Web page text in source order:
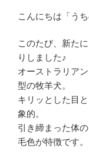
こんにちは「う
このたび、新た
りしました♪
オーストラリア
型の牧羊犬。
キリッとした目
象的。
引き締まった体
毛色が特徴です。